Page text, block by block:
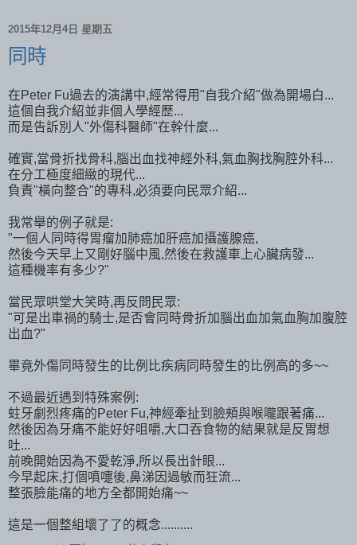
2015年12月4日 星期五
同時
在Peter Fu過去的演講中,經常得用"自我介紹"做為開場白...
這個自我介紹並非個人學經歷...
而是告訴別人"外傷科醫師"在幹什麼...
確實,當骨折找骨科,腦出血找神經外科,氣血胸找胸腔外科...
在分工極度細緻的現代...
負責"橫向整合"的專科,必須要向民眾介紹...
我常舉的例子就是:
"一個人同時得胃瘤加肺癌加肝癌加攝護腺癌,
然後今天早上又剛好腦中風,然後在救護車上心臟病發...
這種機率有多少?"
當民眾哄堂大笑時,再反問民眾:
"可是出車禍的騎士,是否會同時骨折加腦出血加氣血胸加腹腔
出血?"
畢竟外傷同時發生的比例比疾病同時發生的比例高的多~~
不過最近遇到特殊案例:
蛀牙劇烈疼痛的Peter Fu,神經牽扯到臉頰與喉嚨跟著痛...
然後因為牙痛不能好好咀嚼,大口吞食物的結果就是反胃想
吐...
前晚開始因為不愛乾淨,所以長出針眼...
今早起床,打個噴嚏後,鼻涕因過敏而狂流...
整張臉能痛的地方全都開始痛~~
這是一個整組壞了了的概念..........